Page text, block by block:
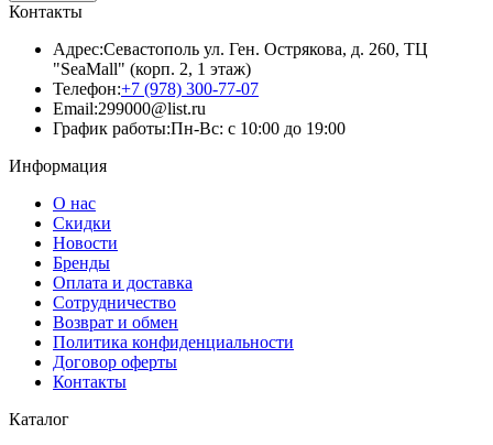
Контакты
Адрес:Севастополь ул. Ген. Острякова, д. 260, ТЦ
"SeaMall" (корп. 2, 1 этаж)
Телефон:+7 (978) 300-77-07
Email:299000@list.ru
График работы:Пн-Вс: с 10:00 до 19:00
Информация
О нас
Скидки
Новости
Бренды
Оплата и доставка
Сотрудничество
Возврат и обмен
Политика конфиденциальности
Договор оферты
Контакты
Каталог